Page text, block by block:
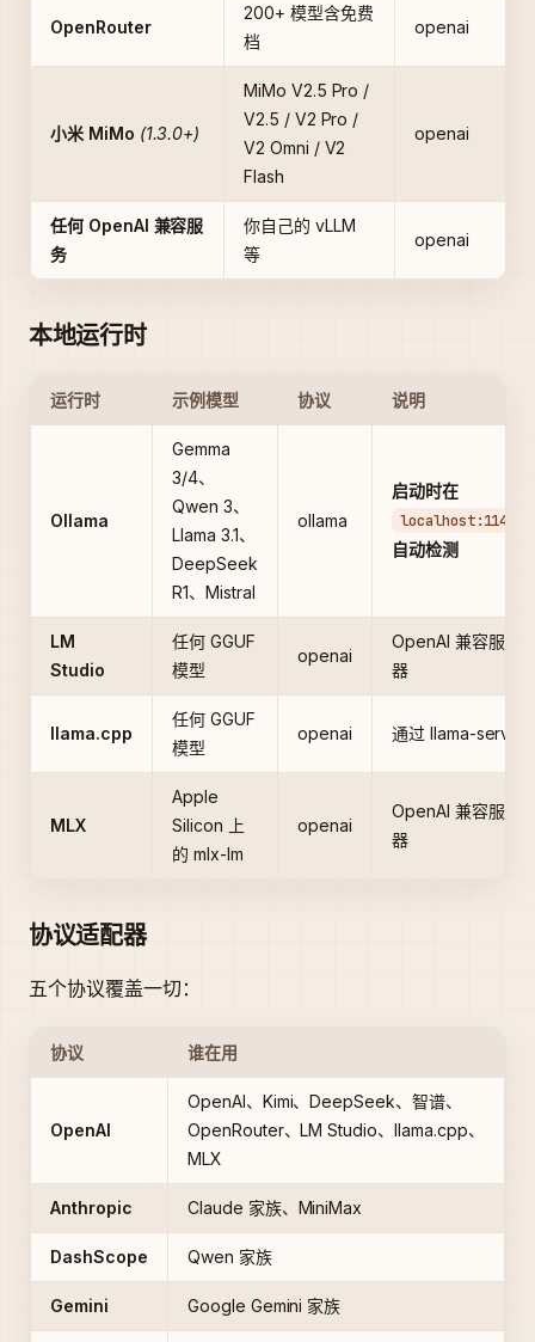
OpenRouter
200+ 模型含免费
档
openai
小米 MiMo (1.3.0+)
MiMo V2.5 Pro /
V2.5 / V2 Pro /
V2 Omni / V2
Flash
openai
任何 OpenAI 兼容服
务
你自己的 vLLM
等
openai
本地运行时
运行时 示例模型 协议 说明
Ollama
Gemma
3/4、
Qwen 3、
Llama 3.1、
DeepSeek
R1、Mistral
ollama
启动时在
localhost:11434
自动检测
LM
Studio
任何 GGUF
模型
openai
OpenAI 兼容服务
器
llama.cpp
任何 GGUF
模型
openai 通过 llama-server
MLX
Apple
Silicon 上
的 mlx-lm
openai
OpenAI 兼容服务
器
协议适配器
五个协议覆盖一切：
协议 谁在用
OpenAI
OpenAI、Kimi、DeepSeek、智谱、
OpenRouter、LM Studio、llama.cpp、
MLX
Anthropic Claude 家族、MiniMax
DashScope Qwen 家族
Gemini Google Gemini 家族